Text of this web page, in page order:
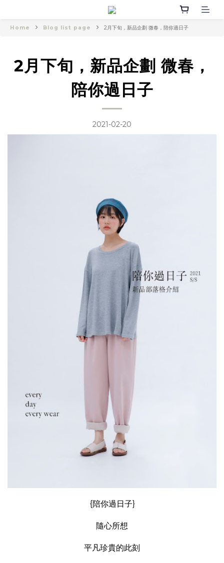
Home Blog list page 2月下旬，新品企劃 微春，陪你過日子
2月下旬，新品企劃 微春，
陪你過日子
2021-02-20
{陪你過日子}
隨心所想
平凡珍貴的此刻